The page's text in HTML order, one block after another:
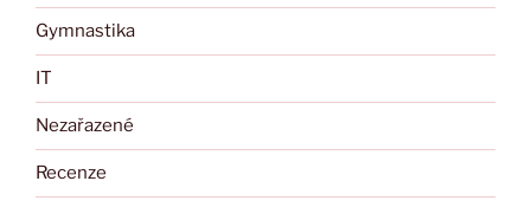
Gymnastika
IT
Nezařazené
Recenze